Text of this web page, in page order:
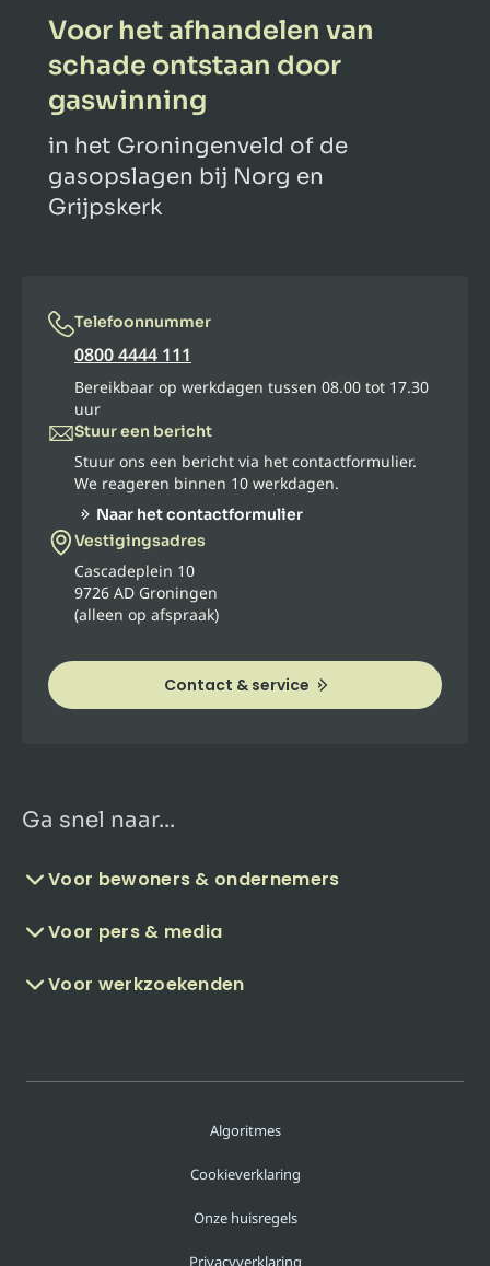
Voor het afhandelen van
schade ontstaan door
gaswinning
in het Groningenveld of de
gasopslagen bij Norg en
Grijpskerk
Telefoonnummer
0800 4444 111
Bereikbaar op werkdagen tussen 08.00 tot 17.30
uur
Stuur een bericht
Stuur ons een bericht via het contactformulier.
We reageren binnen 10 werkdagen.
Naar het contactformulier
Vestigingsadres
Cascadeplein 10
9726 AD Groningen
(alleen op afspraak)
Contact & service
Ga snel naar...
Voor bewoners & ondernemers
Voor pers & media
Voor werkzoekenden
Algoritmes
Cookieverklaring
Onze huisregels
Privacyverklaring